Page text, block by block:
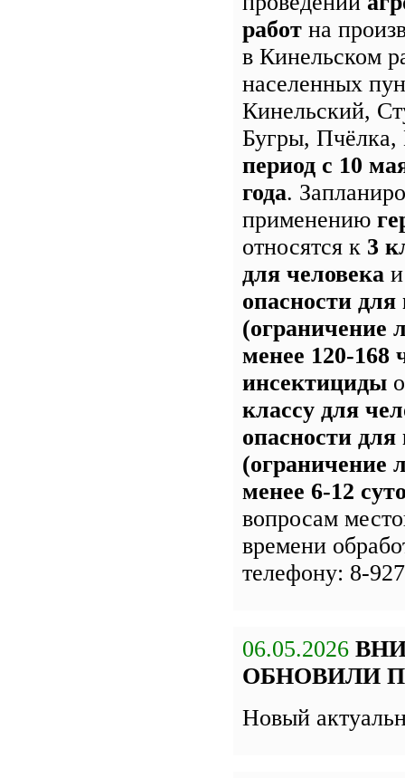
работ на
в Кинельском
населенных
Кинельский,
Бугры,
период с 10
года.
применению
относятся к 3
для человека
опасности для
(ограничение
менее 120-168
инсектициды
классу для
опасности для
(ограничение
менее 6-12
вопросам
времени
телефону: 8-
06.05.2026
ОБНОВИЛИ
Новый